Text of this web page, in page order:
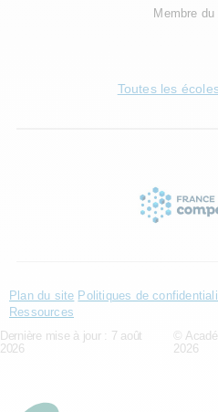
Membre du
Toutes les
Plan du site Politiques de
Ressources
Dernière mise à jour : 7 août
2026
©
2026